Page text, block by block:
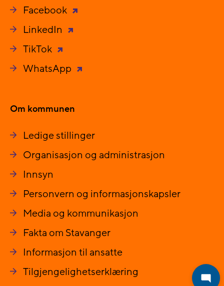
Facebook
LinkedIn
TikTok
WhatsApp
Om kommunen
Ledige stillinger
Organisasjon og administrasjon
Innsyn
Personvern og informasjonskapsler
Media og kommunikasjon
Fakta om Stavanger
Informasjon til ansatte
Tilgjengelighetserklæring